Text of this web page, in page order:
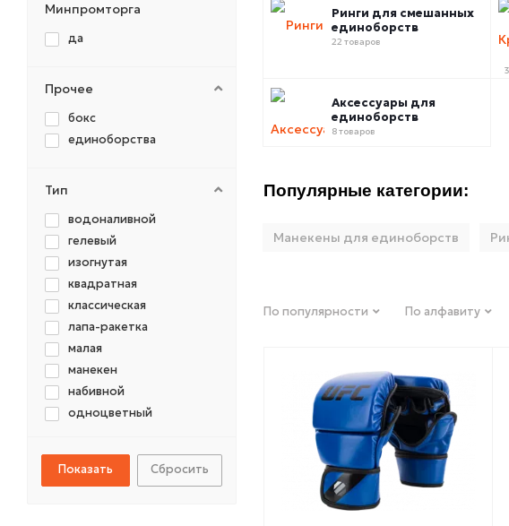
Ринги для смешанных
единоборств
22 товаров
Аксессуары для
единоборств
8 товаров
Популярные категории:
Манекены для единоборств
По популярности По алфавиту
Минпромторга
да
Прочее
бокс
единоборства
Тип
водоналивной
гелевый
изогнутая
квадратная
классическая
лапа-ракетка
малая
манекен
набивной
одноцветный
прямая
ринг
Сбросить